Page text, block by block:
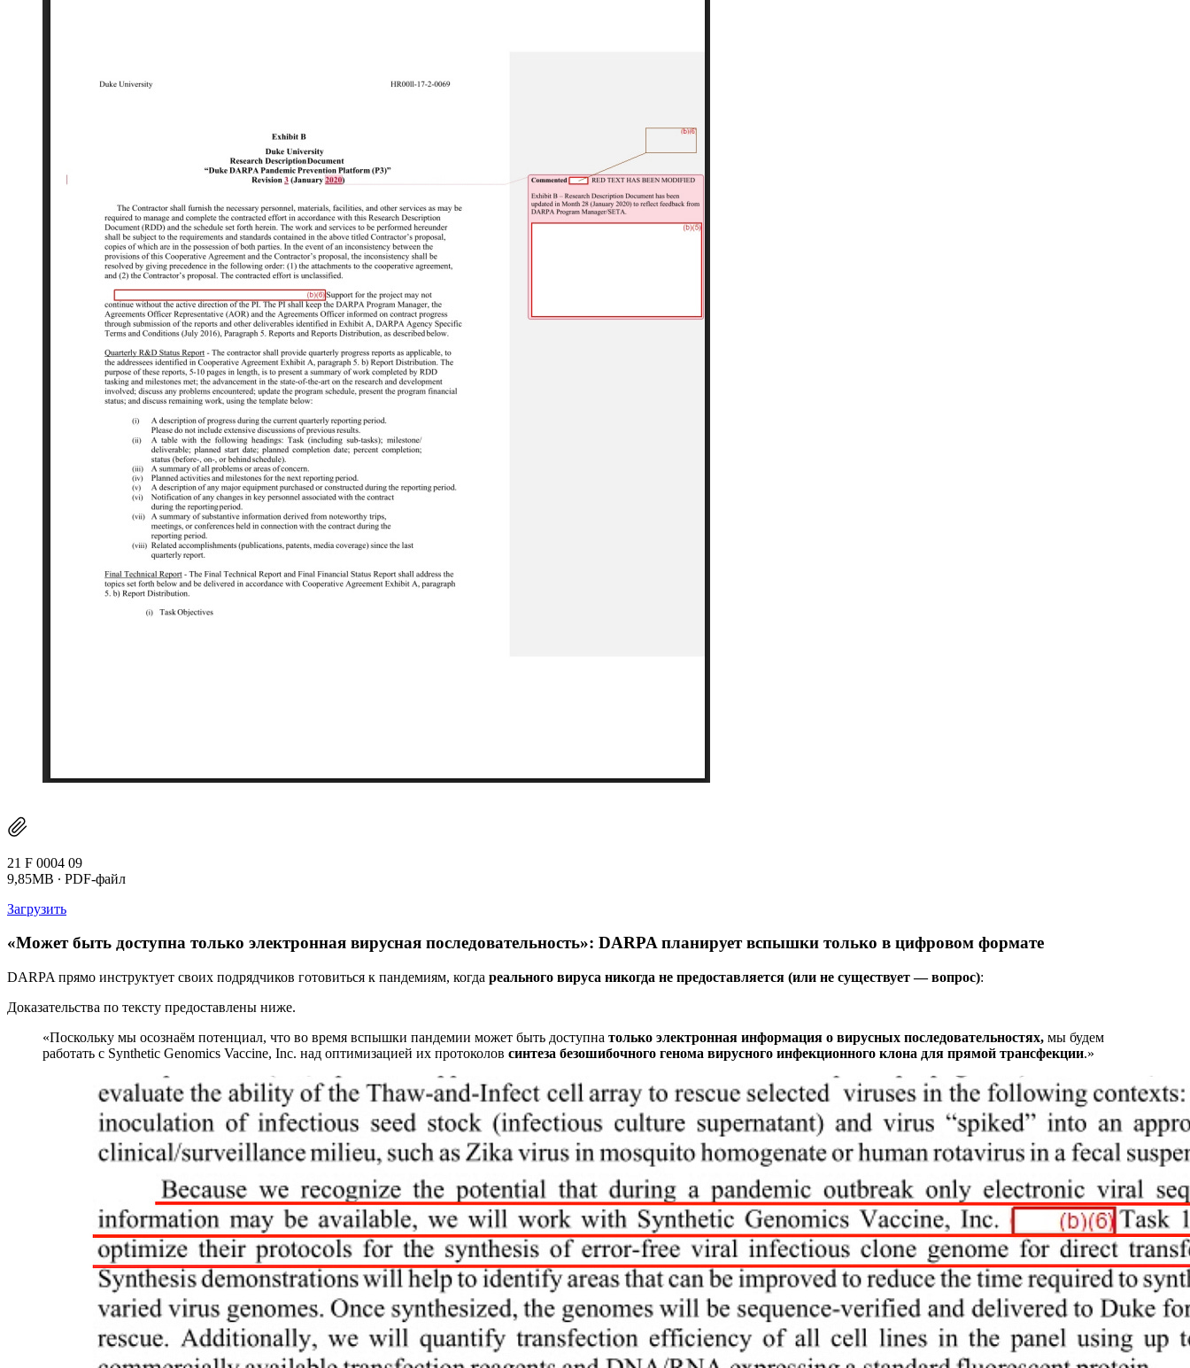
21 F 0004 09
9,85MB ∙ PDF-файл
Загрузить
«Может быть доступна только электронная вирусная последовательность»: DARPA планирует вспышки только в цифровом формате
DARPA прямо инструктует своих подрядчиков готовиться к пандемиям, когда реального вируса никогда не предоставляется (или не существует — вопрос):
Доказательства по тексту предоставлены ниже.
«Поскольку мы осознаём потенциал, что во время вспышки пандемии может быть доступна только электронная информация о вирусных последовательностях, мы будем
работать с Synthetic Genomics Vaccine, Inc. над оптимизацией их протоколов синтеза безошибочного генома вирусного инфекционного клона для прямой трансфекции.»